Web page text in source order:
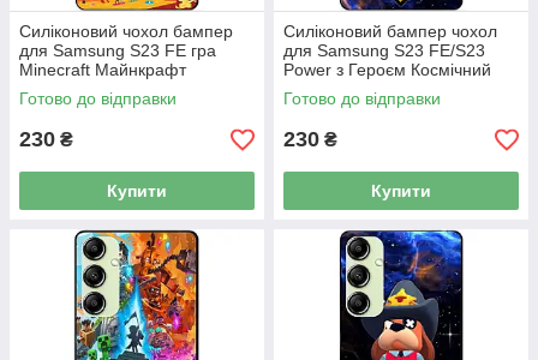
Силіконовий чохол бампер
для Samsung S23 FE гра
Minecraft Майнкрафт
Готово до відправки
230 ₴
Купити
Силіконовий бампер чохол
для Samsung S23 FE/S23
Power з Героєм Космічний
Бравл Ворон
Готово до відправки
230 ₴
Купити